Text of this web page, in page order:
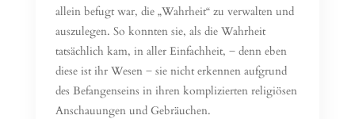
allein befugt war, die „Wahrheit“ zu verwalten und
auszulegen. So konnten sie, als die Wahrheit
tatsächlich kam, in aller Einfachheit, ̶ denn eben
diese ist ihr Wesen ̶ sie nicht erkennen aufgrund
des Befangenseins in ihren komplizierten religiösen
Anschauungen und Gebräuchen.